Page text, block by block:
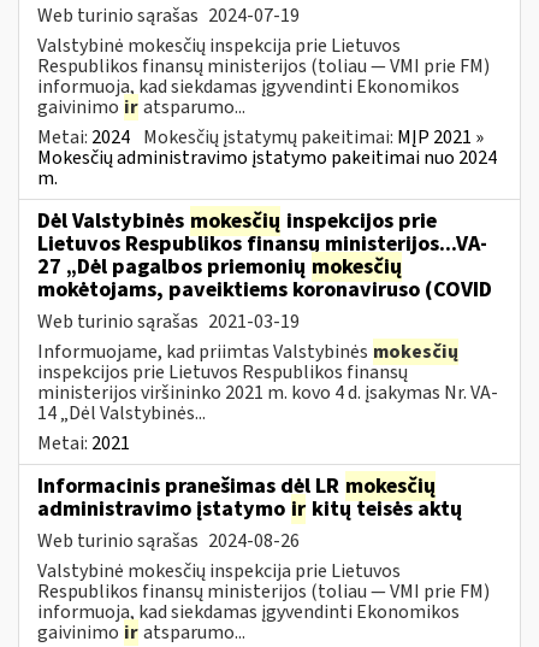
Web turinio sąrašas 2024-07-19
Valstybinė mokesčių inspekcija prie Lietuvos
Respublikos finansų ministerijos (toliau — VMI prie FM)
informuoja, kad siekdamas įgyvendinti Ekonomikos
gaivinimo iratsparumo...
Metai: 2024 Mokesčių įstatymų pakeitimai: MĮP 2021 »
Mokesčių administravimo įstatymo pakeitimai nuo 2024
m.
Dėl Valstybinės mokesčių inspekcijos prie
Lietuvos Respublikos finansų ministerijos...VA-
27 „Dėl pagalbos priemonių mokesčių
mokėtojams, paveiktiems koronaviruso (COVID
Web turinio sąrašas 2021-03-19
Informuojame, kad priimtas Valstybinės mokesčių
inspekcijos prie Lietuvos Respublikos finansų
ministerijos viršininko 2021 m. kovo 4 d. įsakymas Nr. VA-
14 „Dėl Valstybinės...
Metai: 2021
Informacinis pranešimas dėl LR mokesčių
administravimo įstatymo ir kitų teisės aktų
Web turinio sąrašas 2024-08-26
Valstybinė mokesčių inspekcija prie Lietuvos
Respublikos finansų ministerijos (toliau — VMI prie FM)
informuoja, kad siekdamas įgyvendinti Ekonomikos
gaivinimo iratsparumo...